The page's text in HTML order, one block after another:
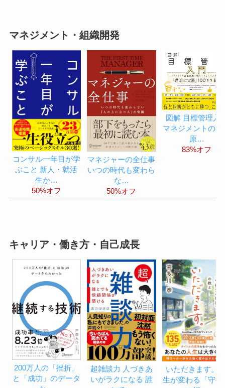
マネジメント・組織開発
コンサル一年目が学
ぶこと 新人・就活
生か…
50%オフ
マネジャーの全仕事
いつの時代も変わら
な…
50%オフ
図解 目標管理入
マネジメントの原
原…
83%オフ
キャリア・働き方・自己成長
200万人の「挫折」
と「成功」のデータ
超雑談力 人づきあ
いがラクになる 誰
いただきます。
生が変わる「守衛